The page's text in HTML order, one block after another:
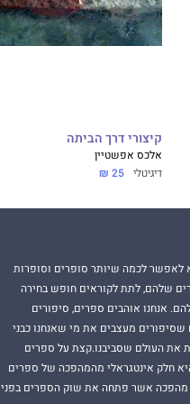
קיצורי דרך הביתה
אלכס אפשטיין
דיגיטלי 25 ₪
לאפשר לכמה שיותר סופרים וסופרות
שלהם, לתת לקוראים חופש בחירה
אנחנו אוהבים ספרים, סיפורים
שסיפורים מעצבים את מי שאנחנו כבני
את העולם שסביבנו.קצת על ספרים
היא חלק אינטגראלי מהמהפכה של ספרים
מהפכה אשר פתחה את שוק הספרים בפני